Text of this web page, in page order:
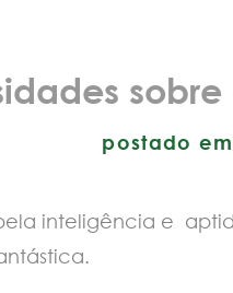
postado
inteligência e